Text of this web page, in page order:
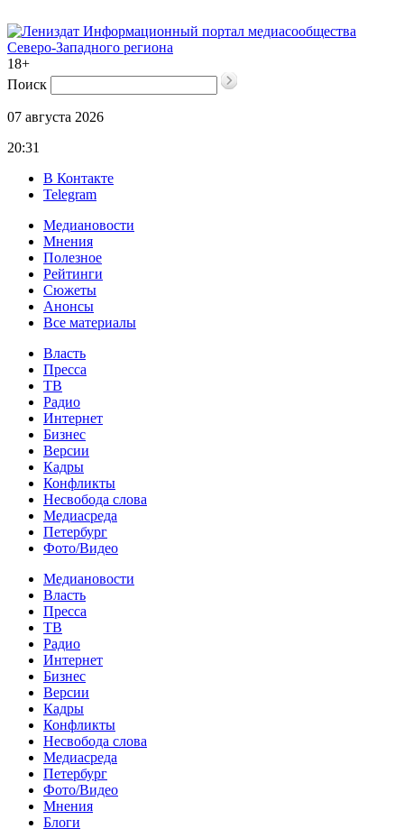
Информационный портал медиасообщества
Северо-Западного региона
18+
Поиск
07 августа 2026
20:31
В Контакте
Telegram
Медиановости
Мнения
Полезное
Рейтинги
Сюжеты
Анонсы
Все материалы
Власть
Пресса
ТВ
Радио
Интернет
Бизнес
Версии
Кадры
Конфликты
Несвобода слова
Медиасреда
Петербург
Фото/Видео
Медиановости
Власть
Пресса
ТВ
Радио
Интернет
Бизнес
Версии
Кадры
Конфликты
Несвобода слова
Медиасреда
Петербург
Фото/Видео
Мнения
Блоги